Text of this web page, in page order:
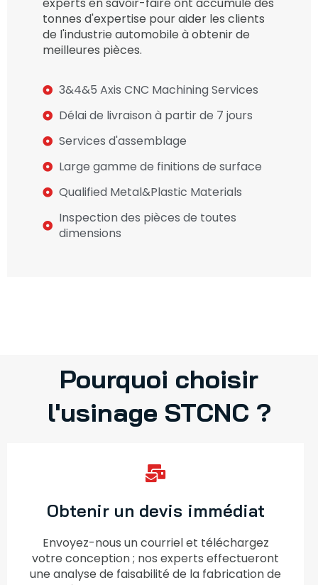
tonnes d'expertise pour aider les clients
de l'industrie automobile à obtenir de
meilleures pièces.
3&4&5 Axis CNC Machining Services
Délai de livraison à partir de 7 jours
Services d'assemblage
Large gamme de finitions de surface
Qualified Metal&Plastic Materials
Inspection des pièces de toutes
dimensions
Pourquoi choisir
l'usinage STCNC ?
Obtenir un devis immédiat
Envoyez-nous un courriel et téléchargez
votre conception ; nos experts effectueront
une analyse de faisabilité de la fabrication de